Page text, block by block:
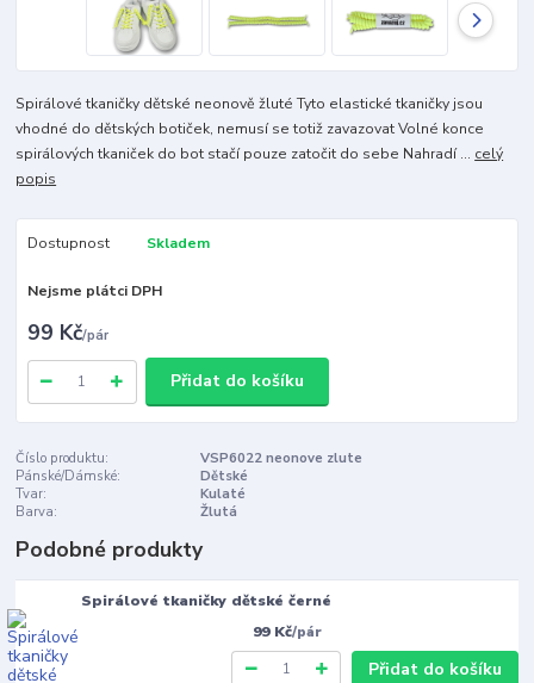
Spirálové tkaničky dětské neonově žluté Tyto elastické tkaničky jsou
vhodné do dětských botiček, nemusí se totiž zavazovat Volné konce
spirálových tkaniček do bot stačí pouze zatočit do sebe Nahradí ... celý
popis
Dostupnost Skladem
Nejsme plátci DPH
99 Kč/pár
Přidat do košíku
Číslo produktu:
VSP6022 neonove zlute
Pánské/Dámské:
Dětské
Tvar:
Kulaté
Barva:
Žlutá
Podobné produkty
Spirálové tkaničky dětské černé
99 Kč/pár
Přidat do košíku